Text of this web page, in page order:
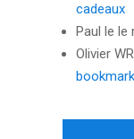
cadeaux
Paul le le
Olivier WR